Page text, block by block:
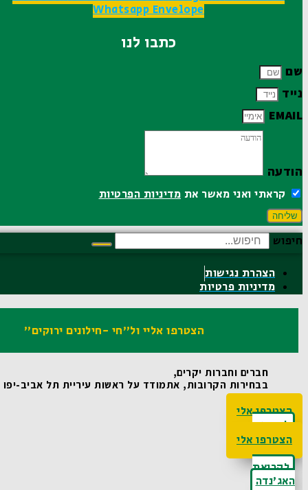
WhatsappEnvelope
כתבו לנו
שם
נייד
EMAIL
הודעה
קראתי ואני מאשר אתמדיניות הפרטיות
שליחה
חיפוש
הצהרת נגישות
מדיניות פרטיות
הצטרפו אליי ול"חי -חילונים ירוקים"
חברים וחברות יקרים,
בבחירות הקרובות, אתמודד על ראשות עיריית תל אביב-יפו
הצטרפו אלי
לקריאת
האג'נדה
הצטרפו אלי
לקריאת
האג'נדה